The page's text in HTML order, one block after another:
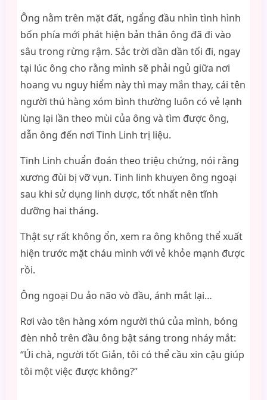
Ông nằm trên mặt đất, ngẩng đầu nhìn tình hình
bốn phía mới phát hiện bản thân ông đã đi vào
sâu trong rừng rậm. Sắc trời dần dần tối đi, ngay
tại lúc ông cho rằng mình sẽ phải ngủ giữa nơi
hoang vu nguy hiểm này thì may mắn thay, cái tên
người thú hàng xóm bình thường luôn có vẻ lạnh
lùng lại lần theo mùi của ông và tìm được ông,
dẫn ông đến nơi Tinh Linh trị liệu.
Tinh Linh chuẩn đoán theo triệu chứng, nói rằng
xương đùi bị vỡ vụn. Tinh linh khuyen ông ngoại
sau khi sử dụng linh dược, tốt nhất nên tĩnh
dưỡng hai tháng.
Thật sự rất không ổn, xem ra ông không thể xuất
hiện trước mặt cháu mình với vẻ khỏe mạnh được
rồi.
Ông ngoại Du ảo não vò đầu, ánh mắt lại…
Rơi vào tên hàng xóm người thú của mình, bóng
đèn nhỏ trên đầu ông bật sáng trong nháy mắt:
“Úi chà, người tốt Giản, tôi có thể cầu xin cậu giúp
tôi một việc được không?”